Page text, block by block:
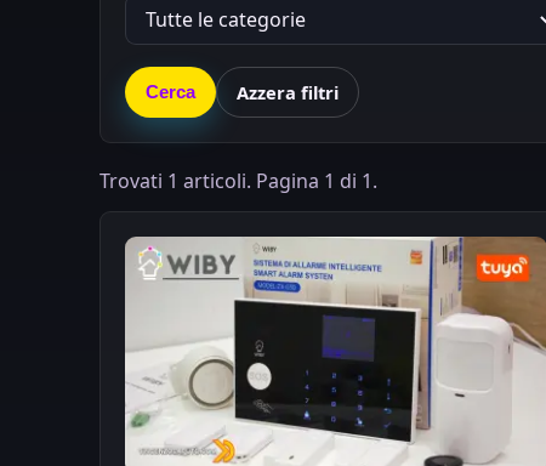
Cerca Azzera filtri
Trovati 1 articoli. Pagina 1 di 1.